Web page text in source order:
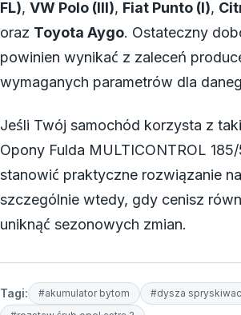
FL), VW Polo (III), Fiat Punto (I),
oraz Toyota Aygo. Ostateczny
powinien wynikać z zaleceń
wymaganych parametrów dla
Jeśli Twój samochód korzysta z
Opony Fulda MULTICONTROL
stanowić praktyczne rozwiązanie
szczególnie wtedy, gdy cenisz
uniknąć sezonowych zmian.
Tagi: #akumulator bytom
#dysza